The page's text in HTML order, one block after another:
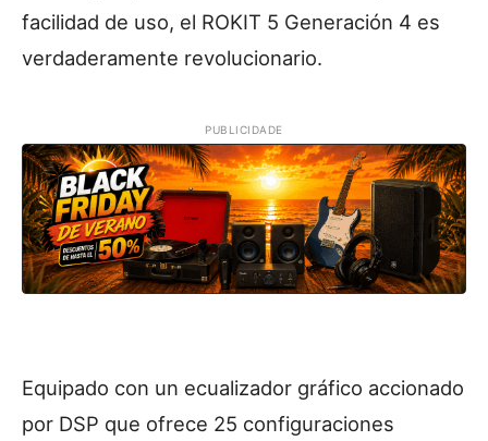
facilidad de uso, el ROKIT 5 Generación 4 es
verdaderamente revolucionario.
PUBLICIDADE
Equipado con un ecualizador gráfico accionado
por DSP que ofrece 25 configuraciones